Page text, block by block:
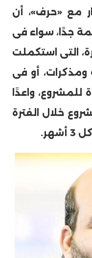
مع «حرف»، أن
جدًا، سواء فى
التى استكملت
أو فى
واعدًا
خلال الفترة